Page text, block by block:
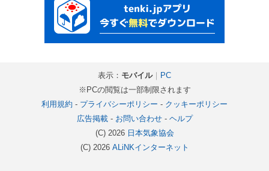
表示： モバイル｜ PC
※PCの閲覧は一部制限されます
利用規約 - プライバシーポリシー - クッキーポリシー
広告掲載- お問い合わせ- ヘルプ
(C) 2026 日本気象協会
(C) 2026 ALiNKインターネット